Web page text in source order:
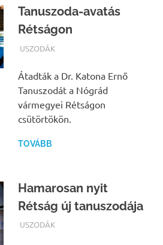
Tanuszoda-avatás
Rétságon
TERMALFURDOK.COM
USZODÁK
Átadták a Dr. Katona Ernő
Tanuszodát a Nógrád
vármegyei Rétságon
csütörtökön.
TOVÁBB
Hamarosan nyit
Rétság új tanuszodája
TERMALFURDOK.COM
USZODÁK